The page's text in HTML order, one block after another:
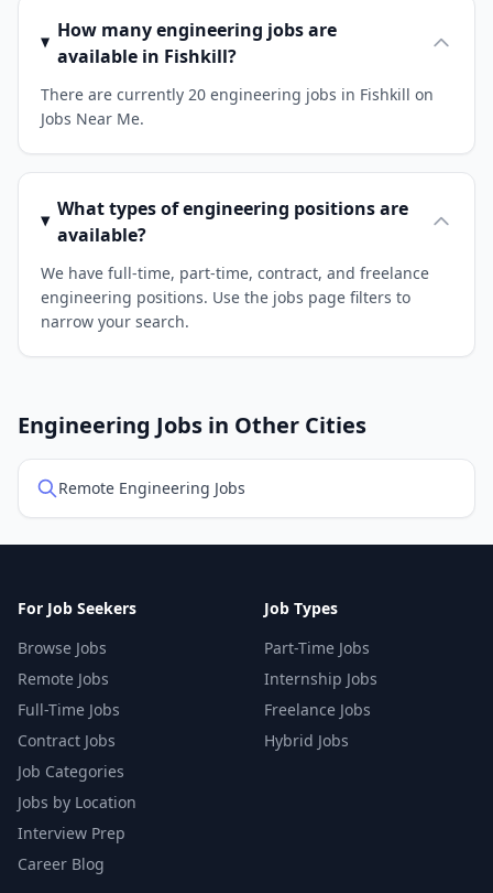
How many engineering jobs are
available in Fishkill?
There are currently 20 engineering jobs in Fishkill on
Jobs Near Me.
What types of engineering positions are
available?
We have full-time, part-time, contract, and freelance
engineering positions. Use the jobs page filters to
narrow your search.
Engineering Jobs in Other Cities
Remote Engineering Jobs
For Job Seekers
Browse Jobs
Remote Jobs
Full-Time Jobs
Contract Jobs
Job Categories
Jobs by Location
Interview Prep
Career Blog
Job Types
Part-Time Jobs
Internship Jobs
Freelance Jobs
Hybrid Jobs